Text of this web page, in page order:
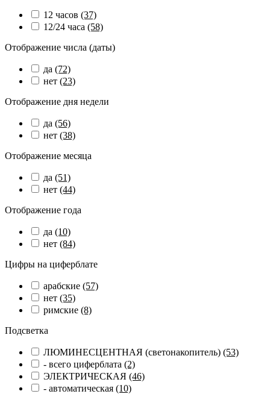
12 часов (37)
12/24 часа (58)
Отображение числа (даты)
да (72)
нет (23)
Отображение дня недели
да (56)
нет (38)
Отображение месяца
да (51)
нет (44)
Отображение года
да (10)
нет (84)
Цифры на циферблате
арабские (57)
нет (35)
римские (8)
Подсветка
ЛЮМИНЕСЦЕНТНАЯ (светонакопитель) (53)
- всего циферблата (2)
ЭЛЕКТРИЧЕСКАЯ (46)
- автоматическая (10)